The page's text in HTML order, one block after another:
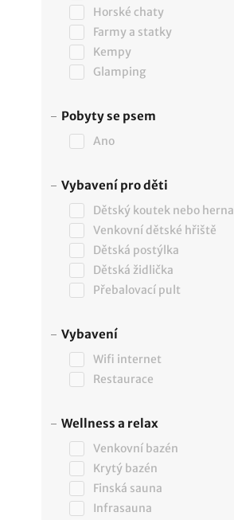
Horské chaty
Farmy a statky
Kempy
Glamping
Pobyty se psem
Ano
Vybavení pro děti
Dětský koutek nebo herna
Venkovní dětské hřiště
Dětská postýlka
Dětská židlička
Přebalovací pult
Vybavení
Wifi internet
Restaurace
Wellness a relax
Venkovní bazén
Krytý bazén
Finská sauna
Infrasauna